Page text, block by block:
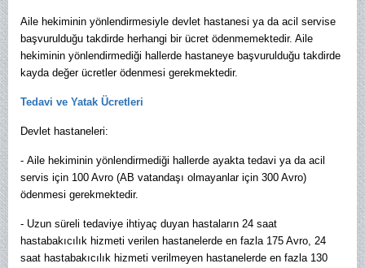
Aile hekiminin yönlendirmesiyle devlet hastanesi ya da acil servise
başvurulduğu takdirde herhangi bir ücret ödenmemektedir. Aile
hekiminin yönlendirmediği hallerde hastaneye başvurulduğu takdirde
kayda değer ücretler ödenmesi gerekmektedir.
Tedavi ve Yatak Ücretleri
Devlet hastaneleri:
- Aile hekiminin yönlendirmediği hallerde ayakta tedavi ya da acil
servis için 100 Avro (AB vatandaşı olmayanlar için 300 Avro)
ödenmesi gerekmektedir.
- Uzun süreli tedaviye ihtiyaç duyan hastaların 24 saat
hastabakıcılık hizmeti verilen hastanelerde en fazla 175 Avro, 24
saat hastabakıcılık hizmeti verilmeyen hastanelerde en fazla 130